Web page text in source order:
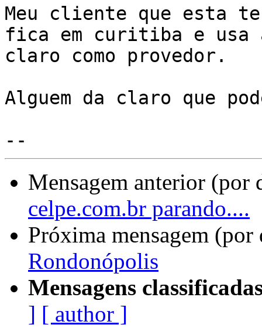
Meu cliente que esta
fica em curitiba e
claro como provedor.
Alguem da claro que
Mensagem anterior (por
celpe.com.br parando....
Próxima mensagem
Rondonópolis
Mensagens
] [ author ]